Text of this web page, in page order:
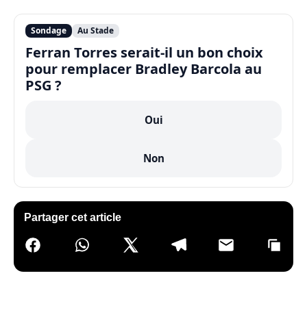
Sondage Au Stade
Ferran Torres serait-il un bon choix
pour remplacer Bradley Barcola au
PSG ?
Oui
Non
Partager cet article